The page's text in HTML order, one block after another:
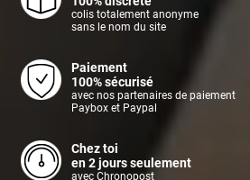
colis totalement anonyme
sans le nom du site
Paiement
100% sécurisé
avec nos partenaires de paiement
Paybox et Paypal
Chez toi
en 2 jours seulement
avec Chronopost